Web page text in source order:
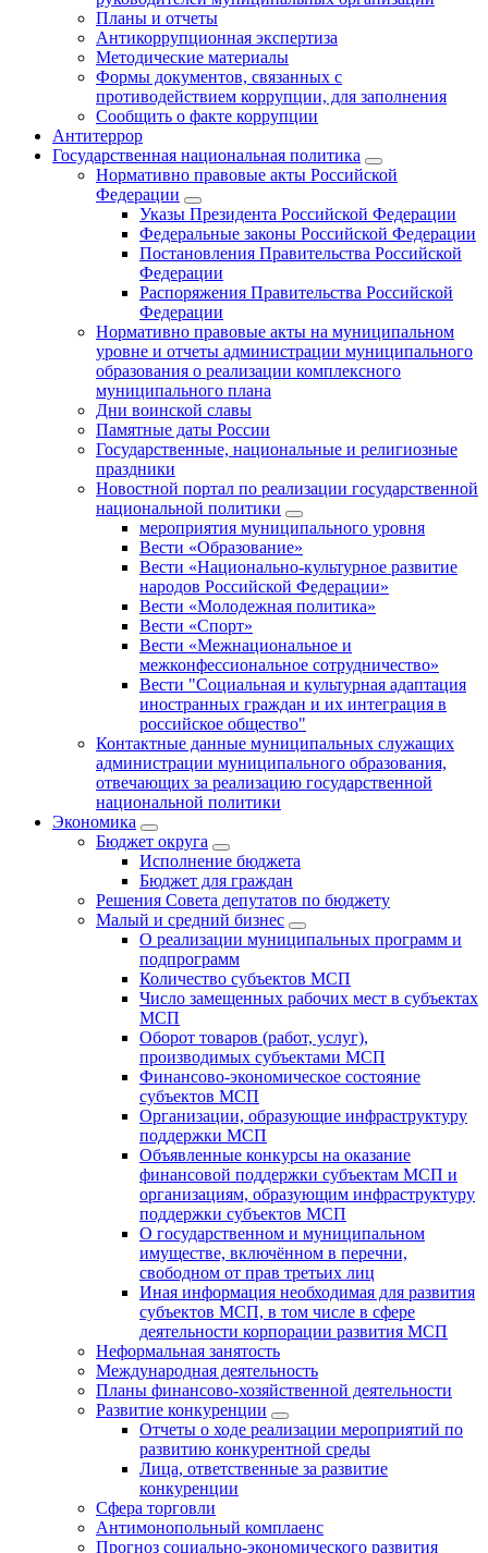
Планы и отчеты
Антикоррупционная экспертиза
Методические материалы
Формы документов, связанных с
противодействием коррупции, для заполнения
Сообщить о факте коррупции
Антитеррор
Государственная национальная политика
Нормативно правовые акты Российской
Федерации
Указы Президента Российской Федерации
Федеральные законы Российской Федерации
Постановления Правительства Российской
Федерации
Распоряжения Правительства Российской
Федерации
Нормативно правовые акты на муниципальном
уровне и отчеты администрации муниципального
образования о реализации комплексного
муниципального плана
Дни воинской славы
Памятные даты России
Государственные, национальные и религиозные
праздники
Новостной портал по реализации государственной
национальной политики
мероприятия муниципального уровня
Вести «Образование»
Вести «Национально-культурное развитие
народов Российской Федерации»
Вести «Молодежная политика»
Вести «Спорт»
Вести «Межнациональное и
межконфессиональное сотрудничество»
Вести "Социальная и культурная адаптация
иностранных граждан и их интеграция в
российское общество"
Контактные данные муниципальных служащих
администрации муниципального образования,
отвечающих за реализацию государственной
национальной политики
Экономика
Бюджет округa
Исполнение бюджета
Бюджет для граждан
Решения Совета депутатов по бюджету
Малый и средний бизнес
О реализации муниципальных программ и
подпрограмм
Количество субъектов МСП
Число замещенных рабочих мест в субъектах
МСП
Оборот товаров (работ, услуг),
производимых субъектами МСП
Финансово-экономическое состояние
субъектов МСП
Организации, образующие инфраструктуру
поддержки МСП
Объявленные конкурсы на оказание
финансовой поддержки субъектам МСП и
организациям, образующим инфраструктуру
поддержки субъектов МСП
О государственном и муниципальном
имуществе, включённом в перечни,
свободном от прав третьих лиц
Иная информация необходимая для развития
субъектов МСП, в том числе в сфере
деятельности корпорации развития МСП
Неформальная занятость
Международная деятельность
Планы финансово-хозяйственной деятельности
Развитие конкуренции
Отчеты о ходе реализации мероприятий по
развитию конкурентной среды
Лица, ответственные за развитие
конкуренции
Сфера торговли
Антимонопольный комплаенс
Прогноз социально-экономического развития